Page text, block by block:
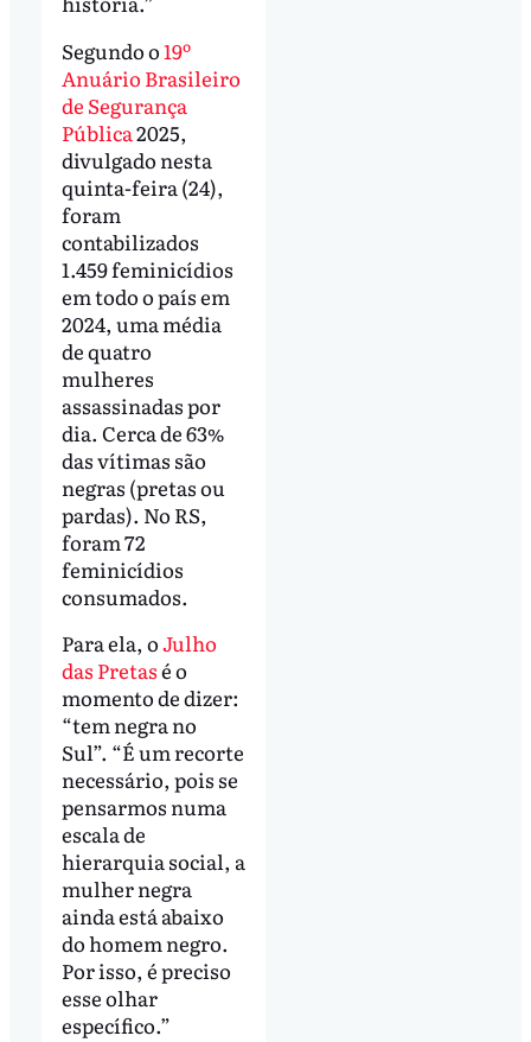
Segundo o19º
Anuário Brasileiro
de Segurança
Pública2025,
divulgado nesta
quinta-feira (24),
foram
contabilizados
1.459 feminicídios
em todo o país em
2024, uma média
de quatro
mulheres
assassinadas por
dia. Cerca de 63%
das vítimas são
negras (pretas ou
pardas). No RS,
foram 72
feminicídios
consumados.
Para ela, oJulho
das Pretasé o
momento de dizer:
“tem negra no
Sul”. “É um recorte
necessário, pois se
pensarmos numa
escala de
hierarquia social, a
mulher negra
ainda está abaixo
do homem negro.
Por isso, é preciso
esse olhar
específico.”